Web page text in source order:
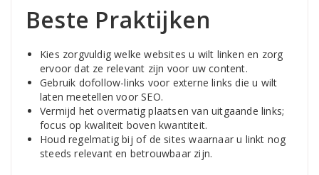
Beste Praktijken
Kies zorgvuldig welke websites u wilt linken en zorg
ervoor dat ze relevant zijn voor uw content.
Gebruik dofollow-links voor externe links die u wilt
laten meetellen voor SEO.
Vermijd het overmatig plaatsen van uitgaande links;
focus op kwaliteit boven kwantiteit.
Houd regelmatig bij of de sites waarnaar u linkt nog
steeds relevant en betrouwbaar zijn.